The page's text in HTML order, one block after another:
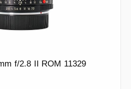
f/2.8 II ROM 11329